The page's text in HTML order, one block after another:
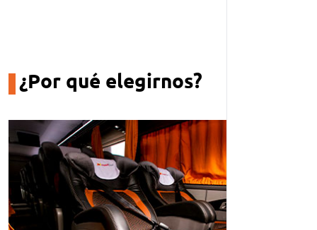
¿Por qué elegirnos?